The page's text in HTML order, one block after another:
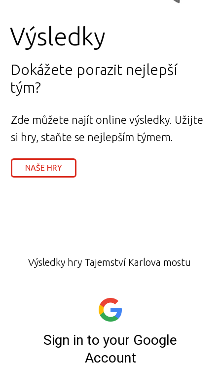
Výsledky
Dokážete porazit nejlepší
tým?
Zde můžete najít online výsledky. Užijte
si hry, staňte se nejlepším týmem.
NAŠE HRY
Výsledky hry Tajemství Karlova mostu